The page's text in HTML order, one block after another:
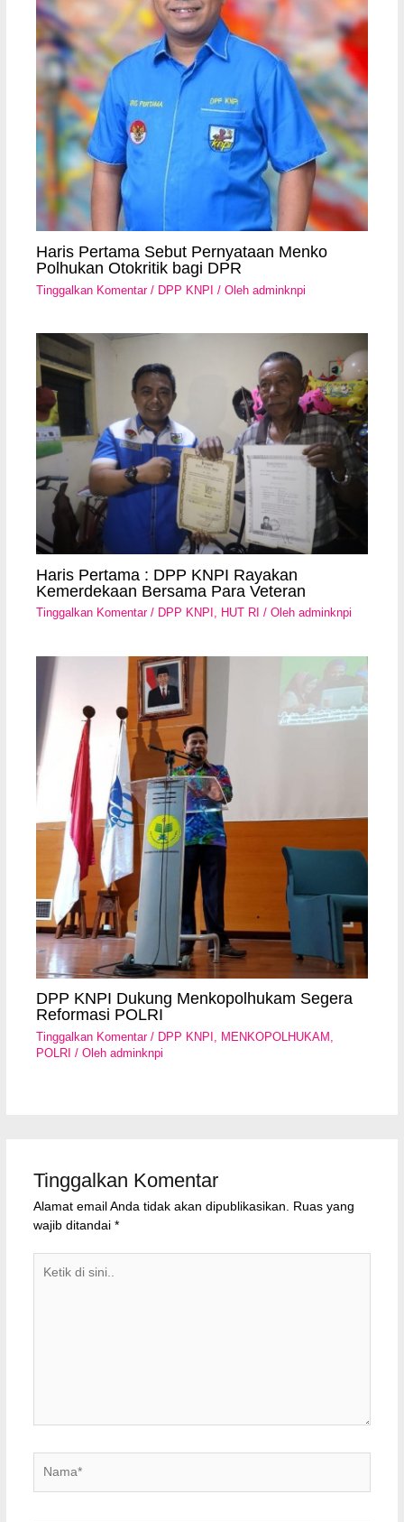
Haris Pertama Sebut Pernyataan Menko
Polhukan Otokritik bagi DPR
Tinggalkan Komentar / DPP KNPI / Olehadminknpi
Haris Pertama : DPP KNPI Rayakan
Kemerdekaan Bersama Para Veteran
Tinggalkan Komentar / DPP KNPI , HUT RI / Olehadminknpi
DPP KNPI Dukung Menkopolhukam Segera
Reformasi POLRI
Tinggalkan Komentar / DPP KNPI MENKOPOLHUKAM
POLRI / Olehadminknpi
Tinggalkan Komentar
Alamat email Anda tidak akan dipublikasikan.
Ruas yang
wajib ditandai *